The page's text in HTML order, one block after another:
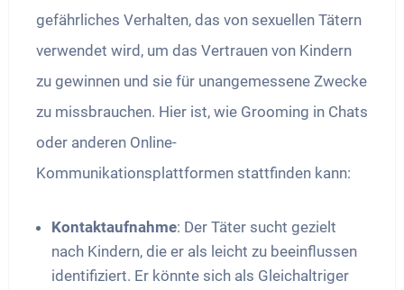
gefährliches Verhalten, das von sexuellen Tätern
verwendet wird, um das Vertrauen von Kindern
zu gewinnen und sie für unangemessene Zwecke
zu missbrauchen. Hier ist, wie Grooming in Chats
oder anderen Online-
Kommunikationsplattformen stattfinden kann:
Kontaktaufnahme: Der Täter sucht gezielt
nach Kindern, die er als leicht zu beeinflussen
identifiziert. Er könnte sich als Gleichaltriger